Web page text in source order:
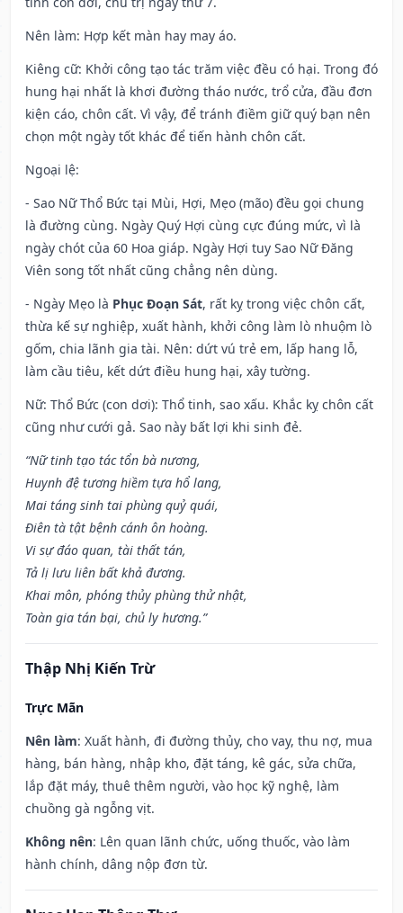
Nên làm: Hợp kết màn hay may áo.
Kiêng cữ: Khởi công tạo tác trăm việc đều có hại. Trong đó
hung hại nhất là khơi đường tháo nước, trổ cửa, đầu đơn
kiện cáo, chôn cất. Vì vậy, để tránh điềm giữ quý bạn nên
chọn một ngày tốt khác để tiến hành chôn cất.
Ngoại lệ:
- Sao Nữ Thổ Bức tại Mùi, Hợi, Mẹo (mão) đều gọi chung
là đường cùng. Ngày Quý Hợi cùng cực đúng mức, vì là
ngày chót của 60 Hoa giáp. Ngày Hợi tuy Sao Nữ Đăng
Viên song tốt nhất cũng chẳng nên dùng.
- Ngày Mẹo là Phục Đoạn Sát, rất kỵ trong việc chôn cất,
thừa kế sự nghiệp, xuất hành, khởi công làm lò nhuộm lò
gốm, chia lãnh gia tài. Nên: dứt vú trẻ em, lấp hang lỗ,
làm cầu tiêu, kết dứt điều hung hại, xây tường.
Nữ: Thổ Bức (con dơi): Thổ tinh, sao xấu. Khắc kỵ chôn cất
cũng như cưới gả. Sao này bất lợi khi sinh đẻ.
“Nữ tinh tạo tác tổn bà nương,
Huynh đệ tương hiềm tựa hổ lang,
Mai táng sinh tai phùng quỷ quái,
Điên tà tật bệnh cánh ôn hoàng.
Vi sự đáo quan, tài thất tán,
Tả lị lưu liên bất khả đương.
Khai môn, phóng thủy phùng thử nhật,
Toàn gia tán bại, chủ ly hương.”
Thập Nhị Kiến Trừ
Trực Mãn
Nên làm: Xuất hành, đi đường thủy, cho vay, thu nợ, mua
hàng, bán hàng, nhập kho, đặt táng, kê gác, sửa chữa,
lắp đặt máy, thuê thêm người, vào học kỹ nghệ, làm
chuồng gà ngỗng vịt.
Không nên: Lên quan lãnh chức, uống thuốc, vào làm
hành chính, dâng nộp đơn từ.